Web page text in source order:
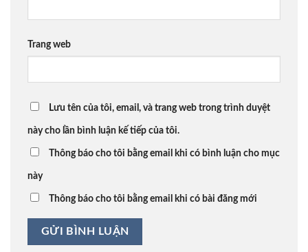
Trang web
Lưu tên của tôi, email, và trang web trong trình duyệt
này cho lần bình luận kế tiếp của tôi.
Thông báo cho tôi bằng email khi có bình luận cho mục
này
Thông báo cho tôi bằng email khi có bài đăng mới